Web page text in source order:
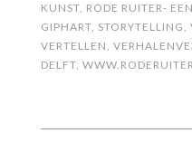
KUNST, RODE RUITER-
GIPHART, STORYTELLING,
VERTELLEN,
DELFT,